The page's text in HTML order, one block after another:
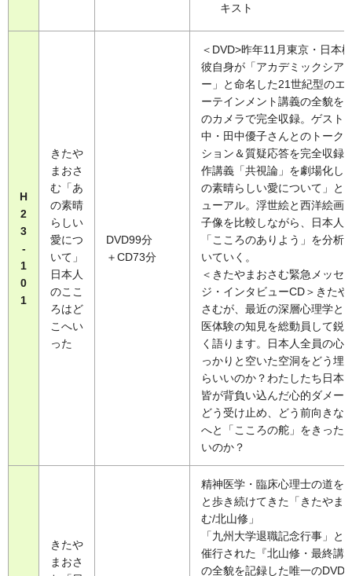
キスト
H
2
3
-
1
0
1
きたや
まおさ
む「あ
の素晴
らしい
愛につ
いて」
日本人
のここ
ろはど
こへい
った
DVD99分
＋CD73分
＜DVD>昨年11月東京・日本
彼自身が「アカデミックシア
ー」と命名した21世紀型のエ
ーテインメント講義の全貌を
のカメラで完全収録。ゲスト
中・田中優子さんとのトーク
ション＆質疑応答を完全収録
作講義「共視論」を劇場化し
の素晴らしい愛について」と
ューアル。浮世絵と西洋絵画
子像を比較しながら、日本人
「こころのありよう」を分析
いていく。
＜きたやまおさむ緊急メッセ
ジ・インタビューCD＞きたや
さむが、最近の深層心理学と
医体験の知見を総動員して鋭
く語ります。日本人全員の心
っかりと空いた空洞をどう埋
らいいのか？わたしたち日本
皆が背負い込んだ心的ダメー
どう受け止め、どう前向きな
へと「こころの舵」をきった
いのか？
きたや
まおさ
精神医学・臨床心理士の道を
と歩き続けてきた「きたやま
む/北山修」
「九州大学退職記念行事」と
催行された『北山修・最終講
の全貌を記録した唯一のDVD